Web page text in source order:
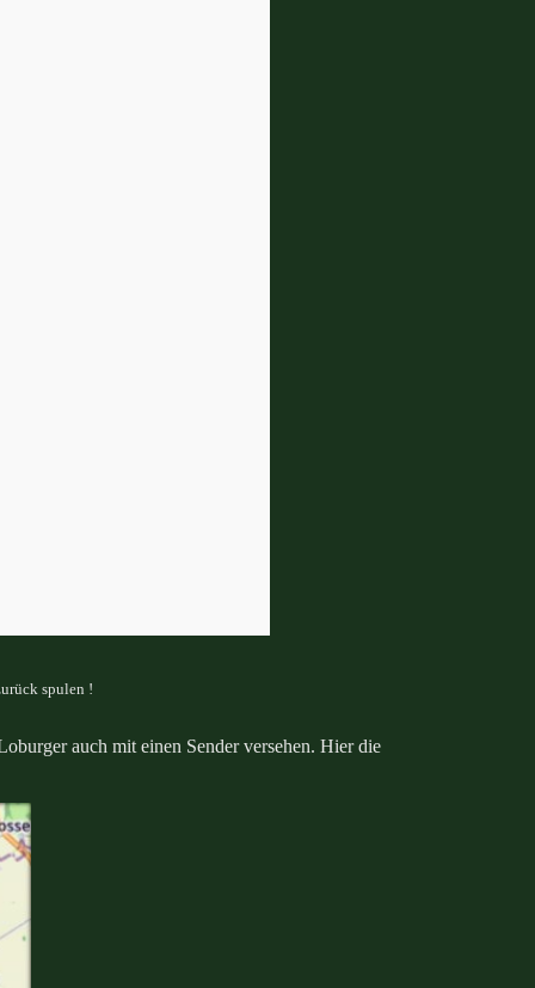
spulen !
auch mit einen Sender versehen. Hier die